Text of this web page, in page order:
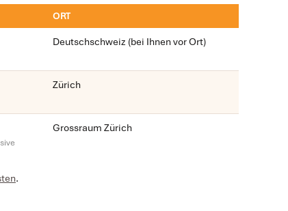
ORT
Deutschschweiz (bei Ihnen vor Ort)
Zürich
Grossraum Zürich
.